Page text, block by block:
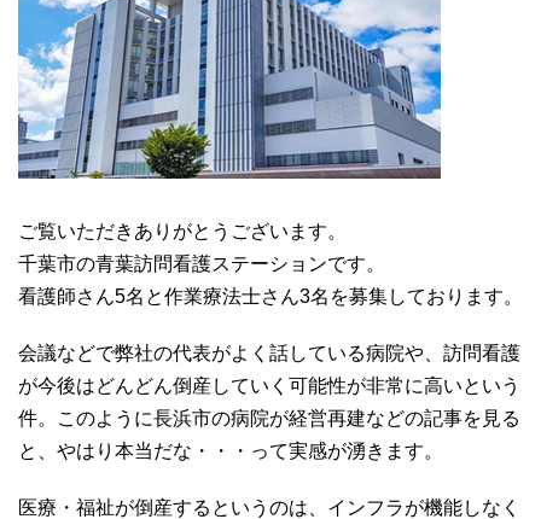
ご覧いただきありがとうございます。
千葉市の青葉訪問看護ステーションです。
看護師さん5名と作業療法士さん3名を募集しております。
会議などで弊社の代表がよく話している病院や、訪問看護
が今後はどんどん倒産していく可能性が非常に高いという
件。このように長浜市の病院が経営再建などの記事を見る
と、やはり本当だな・・・って実感が湧きます。
医療・福祉が倒産するというのは、インフラが機能しなく